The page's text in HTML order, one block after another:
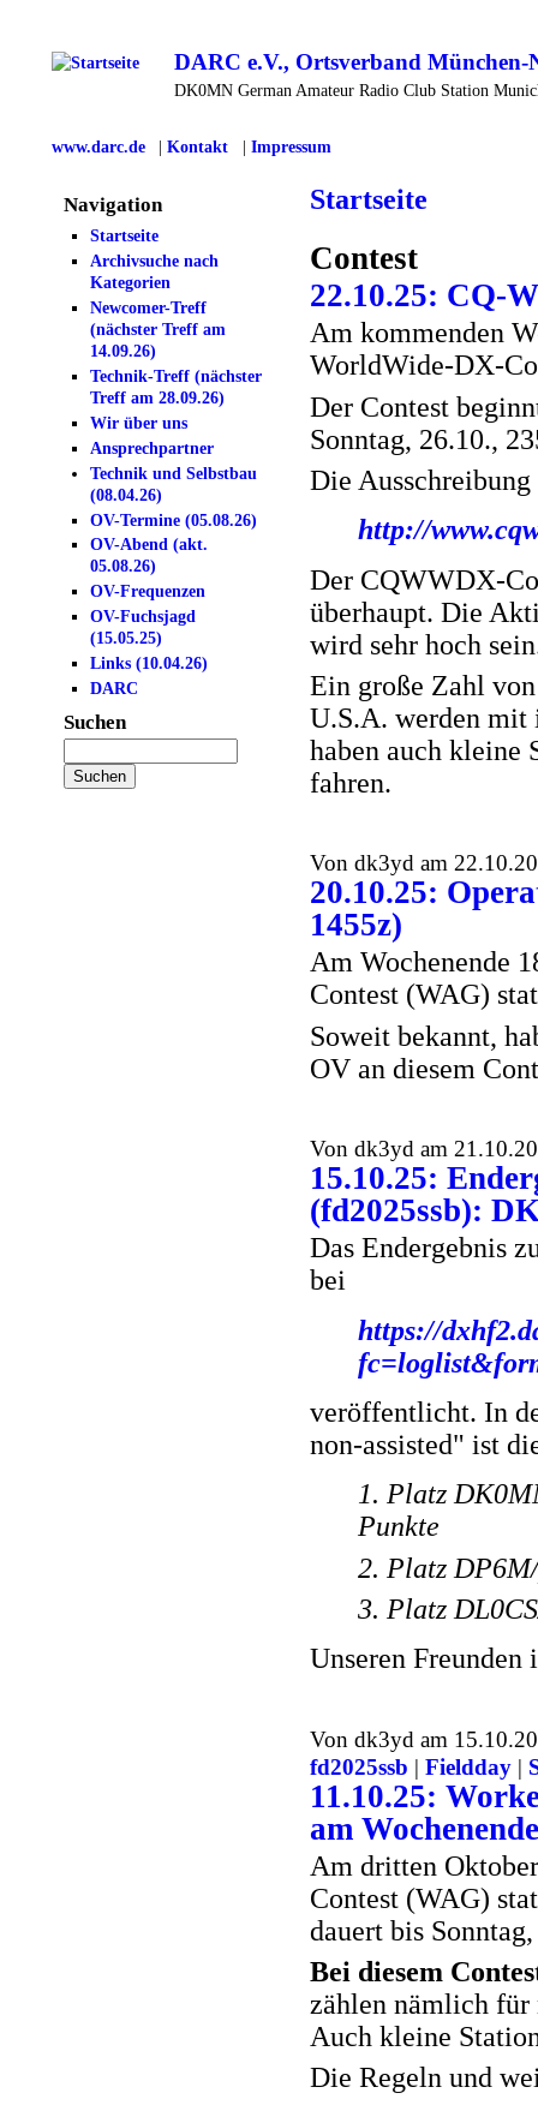
DARC e.V., Ortsverband München-
DK0MN German Amateur Radio Club Station
www.darc.de |Kontakt | Impressum
Navigation
Startseite
Archivsuche nach
Kategorien
Newcomer-Treff
(nächster Treff am
14.09.26)
Technik-Treff (nächster
Treff am 28.09.26)
Wir über uns
Ansprechpartner
Technik und Selbstbau
(08.04.26)
OV-Termine (05.08.26)
OV-Abend (akt.
05.08.26)
OV-Frequenzen
OV-Fuchsjagd
(15.05.25)
Links (10.04.26)
DARC
Suchen
Startseite
Contest
22.10.25: CQ-
Am kommenden
WorldWide-DX-
Der Contest
Sonntag, 26.10.,
Die
http://
Der CQWWDX-
überhaupt. Die
wird sehr hoch
Ein große Zahl
U.S.A. werden mit
haben auch kleine
fahren.
Von dk3yd am
20.10.25:
1455z)
Am Wochenende
Contest (WAG)
Soweit bekannt,
OV an diesem
Von dk3yd am
15.10.25:
(fd2025ssb):
Das Endergebnis
bei
https://
veröffentlicht. In
non-assisted" ist
1. Platz
Punkte
2. Platz
3. Platz
Unseren
Von dk3yd am
fd2025ssb | Fieldday|
11.10.25:
am
Am dritten
Contest (WAG)
dauert bis
Bei diesem
zählen nämlich für
Auch kleine
Die Regeln und